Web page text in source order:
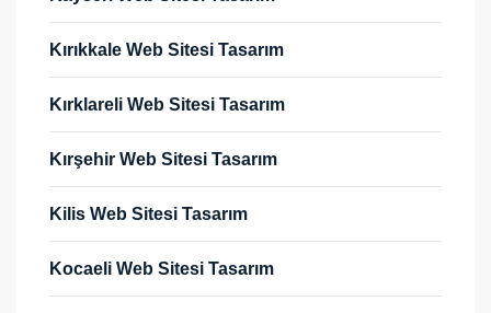
Kırıkkale Web Sitesi Tasarım
Kırklareli Web Sitesi Tasarım
Kırşehir Web Sitesi Tasarım
Kilis Web Sitesi Tasarım
Kocaeli Web Sitesi Tasarım